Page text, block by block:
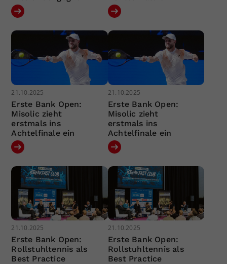
21.10.2025
Erste Bank Open:
Misolic zieht
erstmals ins
Achtelfinale ein
21.10.2025
Erste Bank Open:
Misolic zieht
erstmals ins
Achtelfinale ein
21.10.2025
Erste Bank Open:
Rollstuhltennis als
Best Practice
21.10.2025
Erste Bank Open:
Rollstuhltennis als
Best Practice